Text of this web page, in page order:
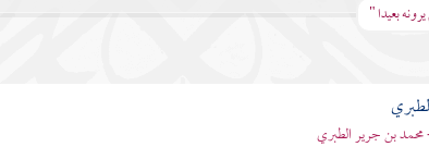
بعيدا "
بن جرير الطبري